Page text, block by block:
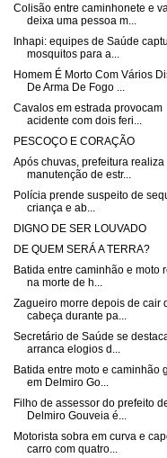
Colisão entre caminhonete e
deixa uma pessoa m...
Inhapi: equipes de Saúde
mosquitos para a...
Homem É Morto Com Vários
De Arma De Fogo ...
Cavalos em estrada provocam
acidente com dois feri...
PESCOÇO E CORAÇÃO
Após chuvas, prefeitura realiza
manutenção de estr...
Polícia prende suspeito de
criança e ab...
DIGNO DE SER LOUVADO
DE QUEM SERÁ A TERRA?
Batida entre caminhão e moto
na morte de h...
Zagueiro morre depois de cair
cabeça durante pa...
Secretário de Saúde se
arranca elogios d...
Batida entre moto e caminhão
em Delmiro Go...
Filho de assessor do prefeito
Delmiro Gouveia é...
Motorista sobra em curva e
carro com quatro...